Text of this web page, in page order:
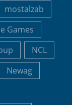
mostalzab
Games
NCL
Newag